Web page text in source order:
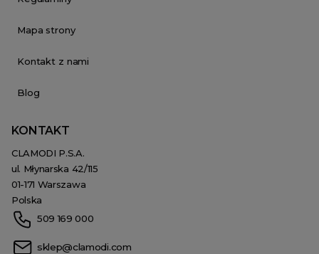
Mapa strony
Kontakt z nami
Blog
KONTAKT
CLAMODI P.S.A.
ul. Młynarska 42/115
01-171 Warszawa
Polska
509 169 000
sklep@clamodi.com